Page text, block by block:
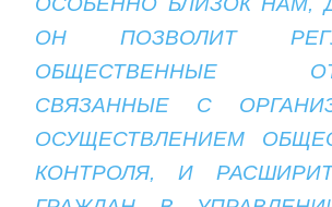
ОН ПОЗВОЛИТ
ОБЩЕСТВЕННЫЕ
СВЯЗАННЫЕ С
ОСУЩЕСТВЛЕНИЕМ
КОНТРОЛЯ, И